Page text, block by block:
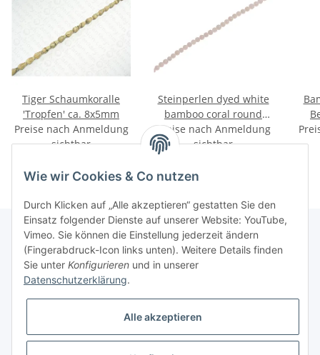
Tiger Schaumkoralle
'Tropfen' ca. 8x5mm
Preise nach Anmeldung
sichtbar
Steinperlen dyed white
bamboo coral round
beads / 2mm.
Preise nach Anmeldung
sichtbar
Informationen
Gesetzliche Informationen
Wie wir Cookies & Co nutzen
Durch Klicken auf „Alle akzeptieren“ gestatten Sie den
Einsatz folgender Dienste auf unserer Website: YouTube,
Vimeo. Sie können die Einstellung jederzeit ändern
(Fingerabdruck-Icon links unten). Weitere Details finden
Sie unter Konfigurieren und in unserer
Datenschutzerklärung.
Alle akzeptieren